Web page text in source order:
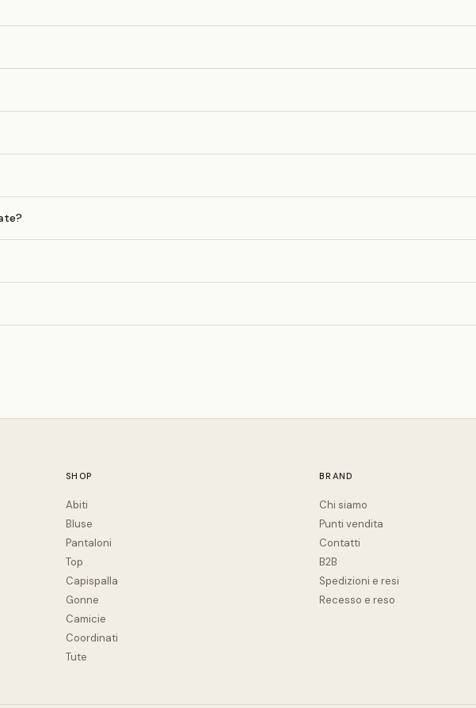
SHOP
Abiti
Bluse
Pantaloni
Top
Capispalla
Gonne
Camicie
Coordinati
Tute
BRAND
Chi siamo
Punti vendita
Contatti
B2B
Spedizioni e resi
Recesso e reso